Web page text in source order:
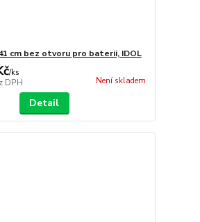
cm bez otvoru pro baterii, IDOL
/ks
DPH Není skladem
Detail